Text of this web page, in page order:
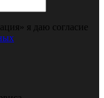
я даю согласие